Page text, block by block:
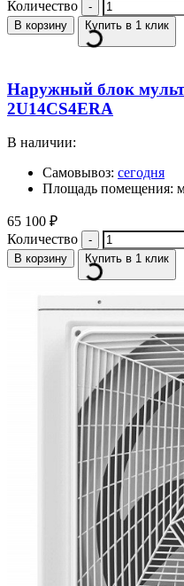
Количество
В корзину Купить в 1 клик
Наружный блок
2U14CS4ERA
В наличии:
Самовывоз: сегодня
Площадь помещения:
65 100 ₽
Количество
В корзину Купить в 1 клик